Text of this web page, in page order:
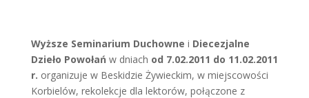
Wyższe Seminarium Duchowne i Diecezjalne
Dzieło Powołańw dniach od 7.02.2011 do 11.02.2011
r. organizuje w Beskidzie Żywieckim, w miejscowości
Korbielów, rekolekcje dla lektorów, połączone z